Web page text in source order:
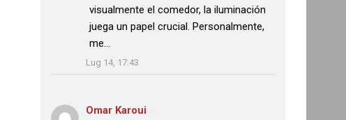
visualmente el comedor, la iluminación
juega un papel crucial. Personalmente,
me…
Lug 14, 17:43
Omar Karoui